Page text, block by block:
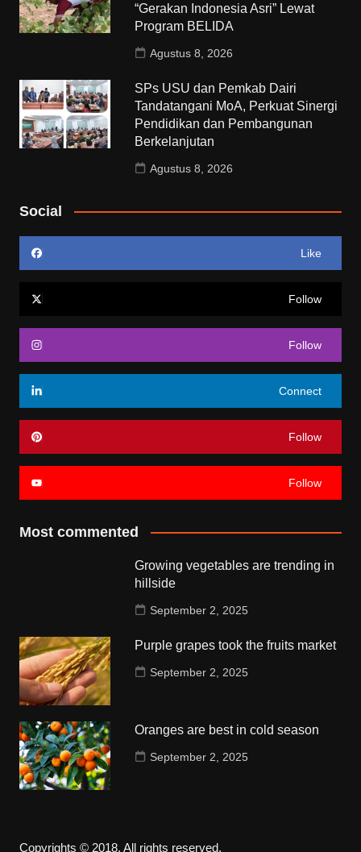
“Gerakan Indonesia Asri” Lewat
Program BELIDA
Agustus 8, 2026
SPs USU dan Pemkab Dairi
Tandatangani MoA, Perkuat Sinergi
Pendidikan dan Pembangunan
Berkelanjutan
Agustus 8, 2026
Social
Like
Follow
Follow
Connect
Follow
Follow
Most commented
Growing vegetables are trending in
hillside
September 2, 2025
Purple grapes took the fruits market
September 2, 2025
Oranges are best in cold season
September 2, 2025
Copyrights © 2018. All rights reserved.